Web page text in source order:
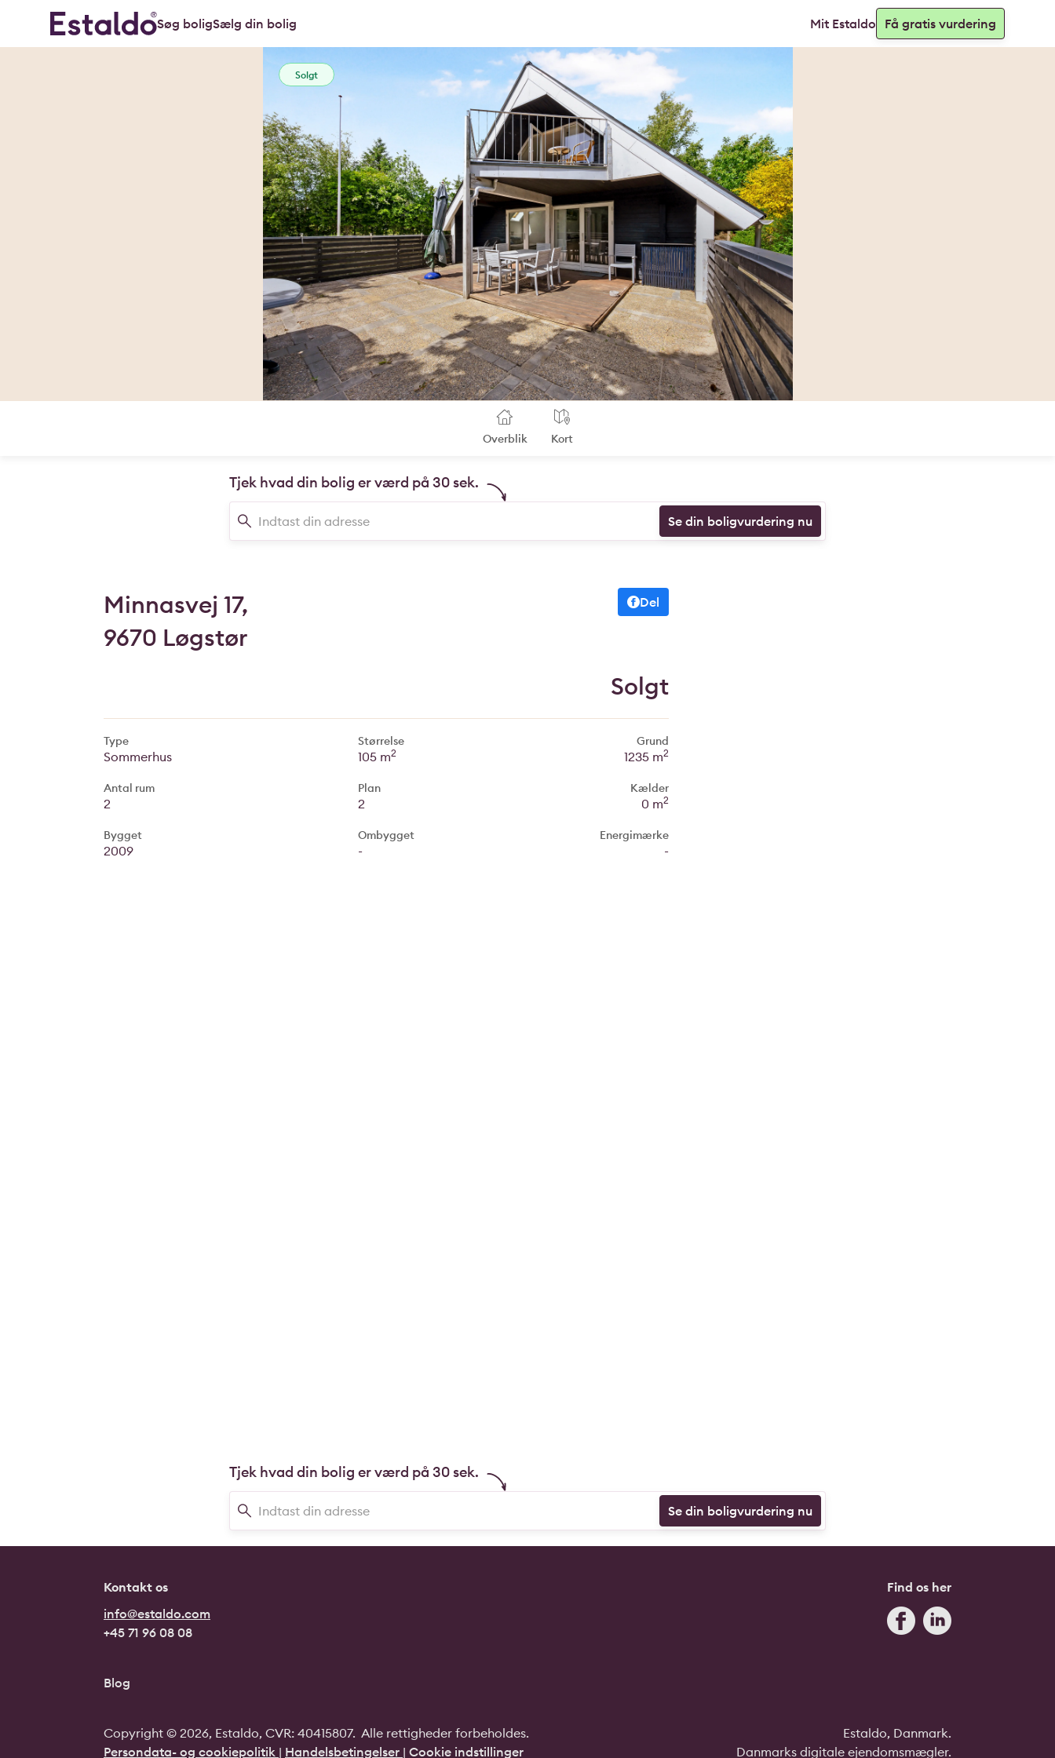
Søg boligSælg din bolig Mit Estaldo Få gratis vurdering
Solgt
Overblik Kort
Tjek hvad din bolig er værd på 30 sek.
Se din boligvurdering nu
Minnasvej 17,
9670 Løgstør
Del
Solgt
Type
Sommerhus
Antal rum
2
Bygget
2009
Størrelse
105 m2
Plan
2
Ombygget
-
Grund
1235 m2
Kælder
0 m2
Energimærke
-
Tjek hvad din bolig er værd på 30 sek.
Se din boligvurdering nu
Kontakt os
info@estaldo.com
+45 71 96 08 08
Find os her
Blog
Copyright © 2026, Estaldo, CVR: 40415807. Alle rettigheder forbeholdes.
Persondata- og cookiepolitik | Handelsbetingelser | Cookie indstillinger
Estaldo, Danmark.
Danmarks digitale ejendomsmægler.